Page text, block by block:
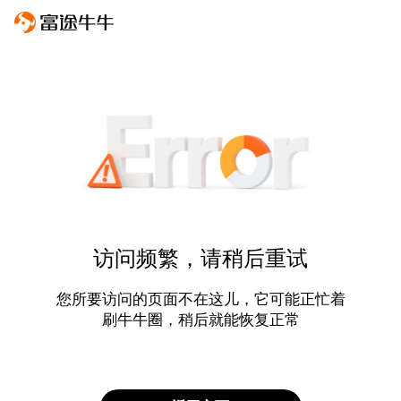
访问频繁，请稍后重试
您所要访问的页面不在这儿，它可能正忙着
刷牛牛圈，稍后就能恢复正常